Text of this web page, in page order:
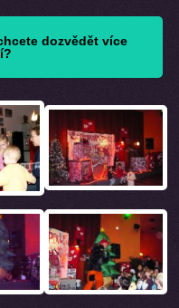
dozvědět více